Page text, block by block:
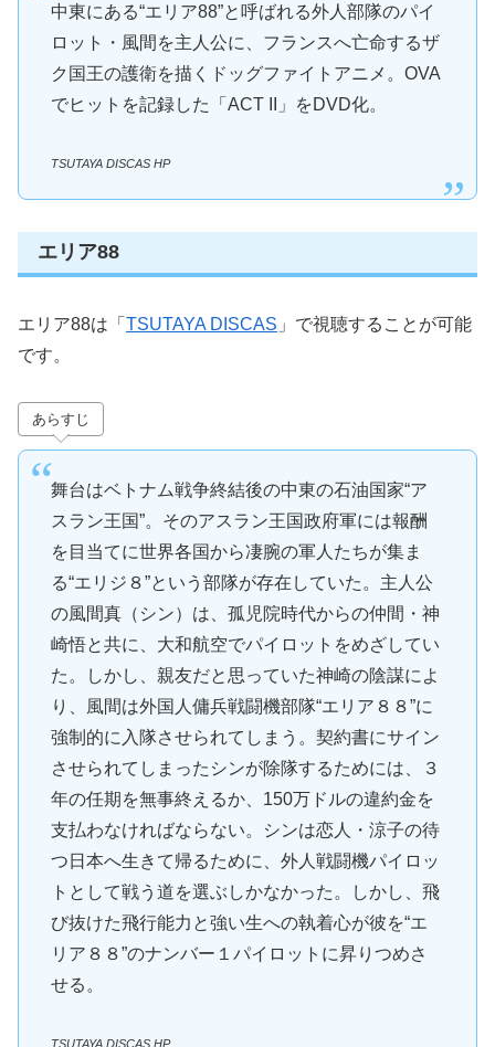
中東にある“エリア88”と呼ばれる外人部隊のパイ
ロット・風間を主人公に、フランスへ亡命するザ
ク国王の護衛を描くドッグファイトアニメ。OVA
でヒットを記録した「ACT II」をDVD化。
TSUTAYA DISCAS HP
エリア88
エリア88は「 TSUTAYA DISCAS 」で視聴することが可能
です。
あらすじ
舞台はベトナム戦争終結後の中東の石油国家“ア
スラン王国”。そのアスラン王国政府軍には報酬
を目当てに世界各国から凄腕の軍人たちが集ま
る“エリジ８”という部隊が存在していた。主人公
の風間真（シン）は、孤児院時代からの仲間・神
崎悟と共に、大和航空でパイロットをめざしてい
た。しかし、親友だと思っていた神崎の陰謀によ
り、風間は外国人傭兵戦闘機部隊“エリア８８”に
強制的に入隊させられてしまう。契約書にサイン
させられてしまったシンが除隊するためには、３
年の任期を無事終えるか、150万ドルの違約金を
支払わなければならない。シンは恋人・涼子の待
つ日本へ生きて帰るために、外人戦闘機パイロッ
トとして戦う道を選ぶしかなかった。しかし、飛
び抜けた飛行能力と強い生への執着心が彼を“エ
リア８８”のナンバー１パイロットに昇りつめさ
せる。
TSUTAYA DISCAS HP